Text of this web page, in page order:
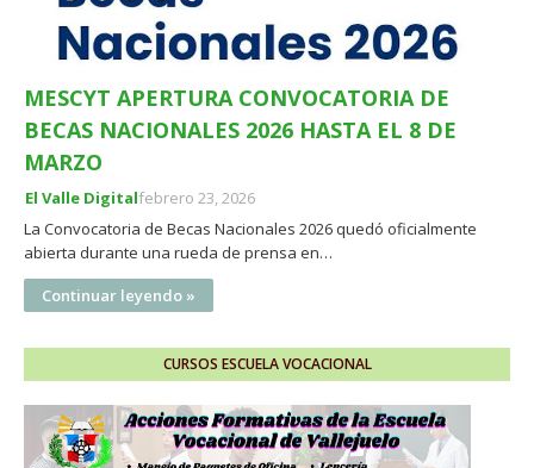
MESCYT APERTURA CONVOCATORIA DE
BECAS NACIONALES 2026 HASTA EL 8 DE
MARZO
El Valle Digitalfebrero 23, 2026
La Convocatoria de Becas Nacionales 2026 quedó oficialmente
abierta durante una rueda de prensa en…
Continuar leyendo »
CURSOS ESCUELA VOCACIONAL